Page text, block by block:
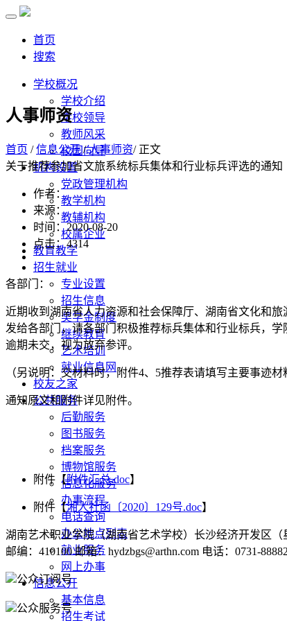
首页
搜索
学校概况
学校介绍
学校领导
教师风采
校园向导
机构设置
党政管理机构
教学机构
教辅机构
校属企业
教育教学
招生就业
专业设置
招生信息
奖学金制度
继续教育
艺术培训
就业信息网
校友之家
公共服务
后勤服务
图书服务
档案服务
博物馆服务
信息化服务
办事流程
电话查询
办公地点列表
就业服务
网上办事
信息公开
基本信息
招生考试
人事师资
首页 /信息公开/人事师资/ 正文
关于推荐参加省文旅系统标兵集体和行业标兵评选的通知
作者：
来源：
时间：2020-08-20
点击： 4314
各部门：
近期收到湖南省人力资源和社会保障厅、湖南省文化和
发给各部门，请各部门积极推荐标兵集体和行业标兵，
逾期未交，视为放弃参评。
（另说明：交材料时，附件4、5推荐表请填写主要事迹
通知原文和附件详见附件。
附件【附件汇总.doc】
附件【湘人社函〔2020〕129号.doc】
湖南艺术职业学院（湖南省艺术学校）长沙经济开发区（
邮编：410100 邮箱：hydzbgs@arthn.com 电话：0731-
公众订阅号
公众服务号